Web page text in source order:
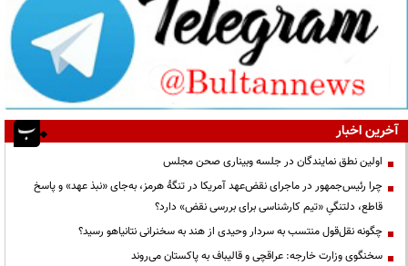
آخرین اخبار
اولین نطق نمایندگان در جلسه وبیناری صحن مجلس
چرا رئیس‌جمهور در ماجرای نقض‌عهد آمریکا در تنگهٔ هرمز، به‌جای «نبذ عهد» و پاسخ
قاطع، دلتنگیِ «تیم کارشناسی برای بررسی نقض» دارد؟
چگونه نقل‌قول منتسب به سردار وحیدی از هند به سخنرانی نتانیاهو رسید؟
سخنگوی وزارت خارجه: عراقچی و قالیباف به پاکستان می‌روند